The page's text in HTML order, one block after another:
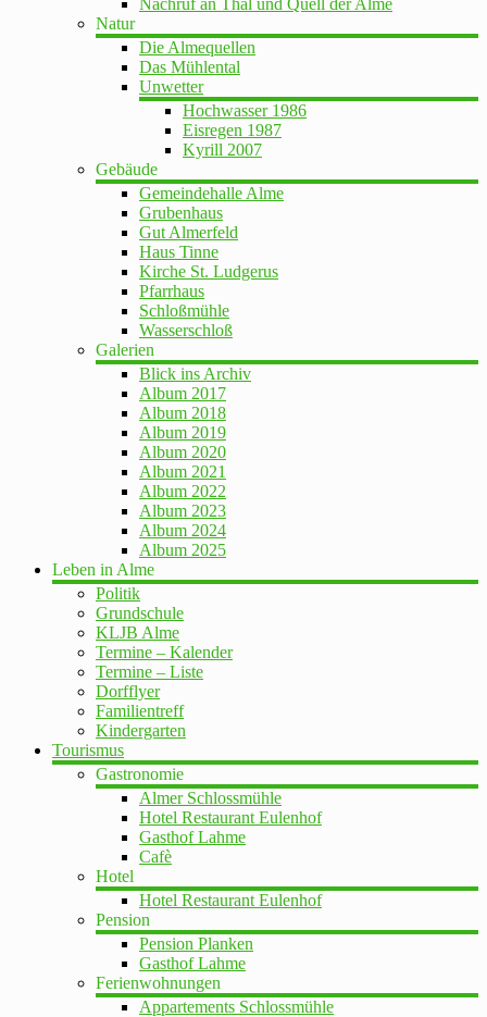
Nachruf an Thal und Quell der Alme
Natur
Die Almequellen
Das Mühlental
Unwetter
Hochwasser 1986
Eisregen 1987
Kyrill 2007
Gebäude
Gemeindehalle Alme
Grubenhaus
Gut Almerfeld
Haus Tinne
Kirche St. Ludgerus
Pfarrhaus
Schloßmühle
Wasserschloß
Galerien
Blick ins Archiv
Album 2017
Album 2018
Album 2019
Album 2020
Album 2021
Album 2022
Album 2023
Album 2024
Album 2025
Leben in Alme
Politik
Grundschule
KLJB Alme
Termine – Kalender
Termine – Liste
Dorfflyer
Familientreff
Kindergarten
Tourismus
Gastronomie
Almer Schlossmühle
Hotel Restaurant Eulenhof
Gasthof Lahme
Cafè
Hotel
Hotel Restaurant Eulenhof
Pension
Pension Planken
Gasthof Lahme
Ferienwohnungen
Appartements Schlossmühle